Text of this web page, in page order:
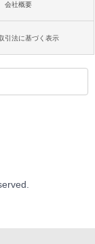
会社概要
引法に基づく表示